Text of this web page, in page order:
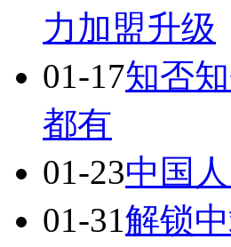
力加盟升级
01-17知否
都有
01-23中国
01-31解锁